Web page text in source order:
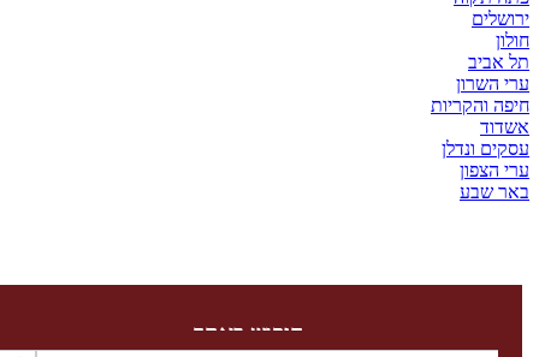
ונדלן
חיפוש באתר